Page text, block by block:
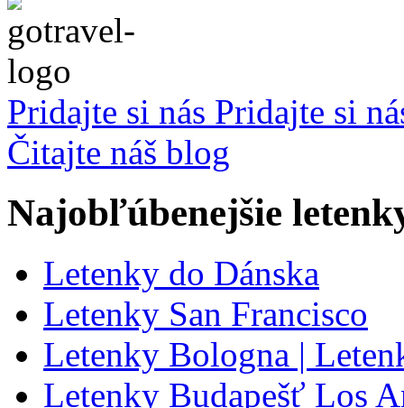
Pridajte si nás Pridajte si
Čitajte náš blog
Najobľúbenejšie
Letenky do Dánska
Letenky San Francisco
Letenky Bologna |
Letenky Budapešť Los